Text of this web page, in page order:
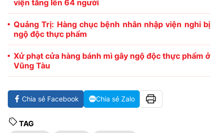
viện tăng lên 64 người
Quảng Trị: Hàng chục bệnh nhân nhập viện nghi bị
ngộ độc thực phẩm
Xử phạt cửa hàng bánh mì gây ngộ độc thực phẩm ở
Vũng Tàu
Chia sẻ Facebook Chia sẻ Zalo
TAG